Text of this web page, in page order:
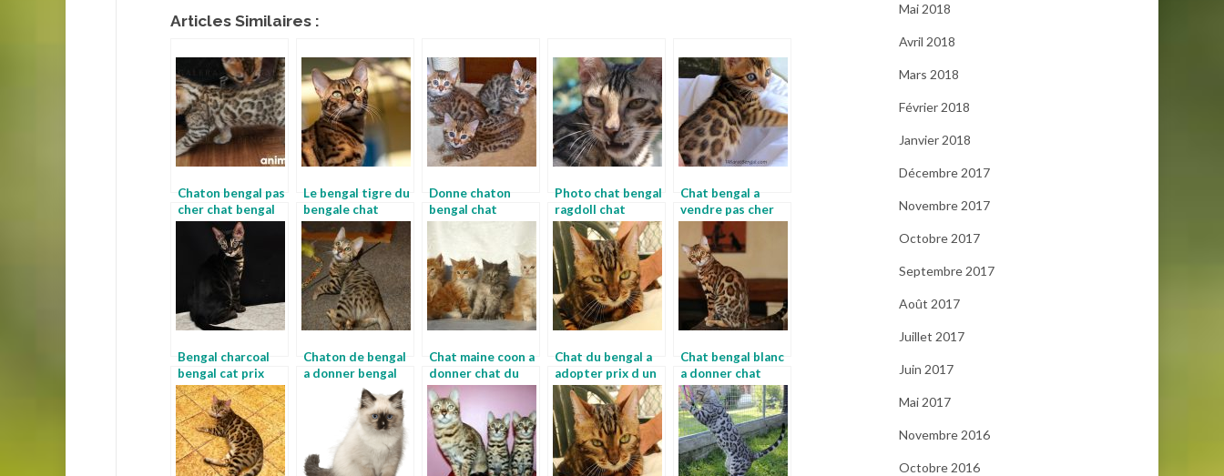
Articles Similaires :
Chaton bengal pas
cher chat bengal
en appartement
Le bengal tigre du
bengale chat
Donne chaton
bengal chat
leopard a donner
Photo chat bengal
ragdoll chat
Chat bengal a
vendre pas cher
bengal noir
Bengal charcoal
bengal cat prix
Chaton de bengal
a donner bengal
brown spotted
Chat maine coon a
donner chat du
bengal adulte
Chat du bengal a
adopter prix d un
bengal
Chat bengal blanc
a donner chat
bengal gris
Mai 2018
Avril 2018
Mars 2018
Février 2018
Janvier 2018
Décembre 2017
Novembre 2017
Octobre 2017
Septembre 2017
Août 2017
Juillet 2017
Juin 2017
Mai 2017
Novembre 2016
Octobre 2016